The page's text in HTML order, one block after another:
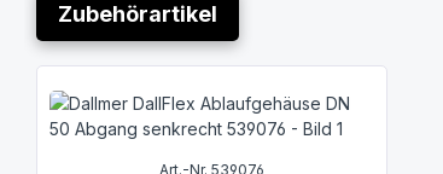
Zubehörartikel
Art.-Nr. 539076